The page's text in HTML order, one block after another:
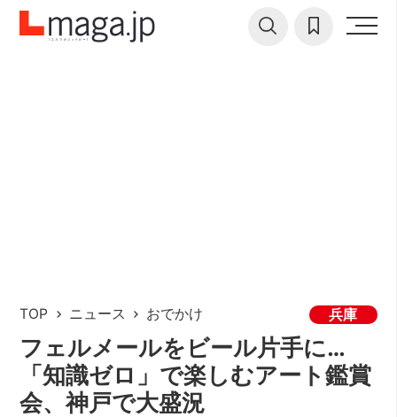
TOP ニュース おでかけ 兵庫
フェルメールをビール片手に…
「知識ゼロ」で楽しむアート鑑賞
会、神戸で大盛況